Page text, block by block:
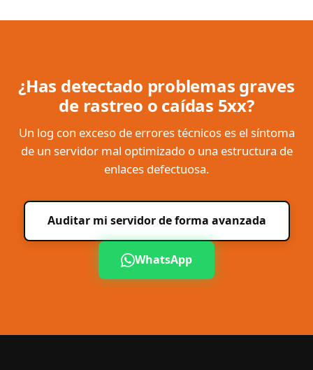
¿Has detectado problemas graves
de rastreo o caídas 5xx?
Un log con exceso de errores técnicos es el síntoma
de un servidor mal optimizado o una estructura de
enlaces defectuosa.
Auditar mi servidor de forma avanzada
WhatsApp